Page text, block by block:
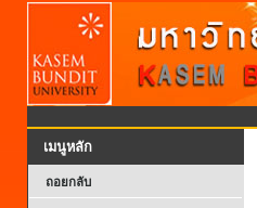
เมนูหลัก
ถอยกลับ